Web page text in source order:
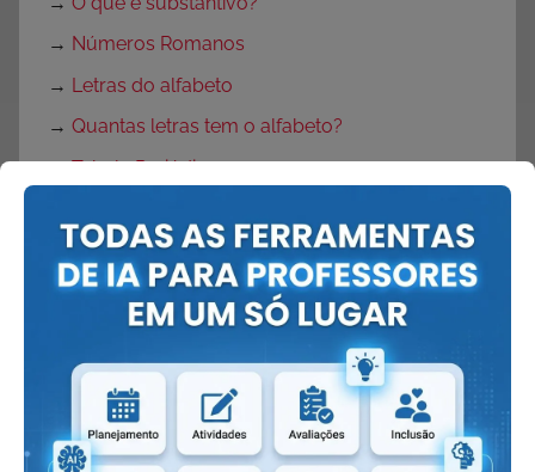
→ Números Romanos
→ Letras do alfabeto
→ Quantas letras tem o alfabeto?
→Tabela Periódica
→Mitos
→Lendas
Adivinhas
→Adivinhações em versos
Parlendas
→O que é parlenda